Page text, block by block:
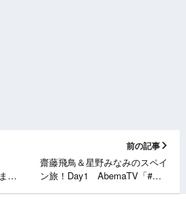
す
前の記事
齋藤飛鳥＆星野みなみのスペイ
ン旅！Day1 AbemaTV「#乃